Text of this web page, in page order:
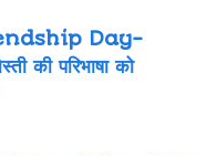
Day-
की परिभाषा को